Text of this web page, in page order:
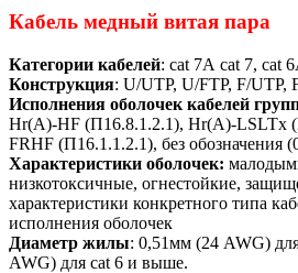
Кабель медный витая пара
Категории кабелей: cat 7А cat 7, cat
Конструкция: U/UTP, U/FTP, F/UTP,
Исполнения оболочек кабелей
Hr(A)-HF (П16.8.1.2.1), Hr(A)-LSLTx
FRHF (П16.1.1.2.1), без обозначения
Характеристики оболочек:
низкотоксичные, огнестойкие,
характеристики конкретного типа
исполнения оболочек
Диаметр жилы: 0,51мм (24 AWG)
AWG) для cat 6 и выше.